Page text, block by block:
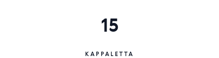
15
KAPPALETTA